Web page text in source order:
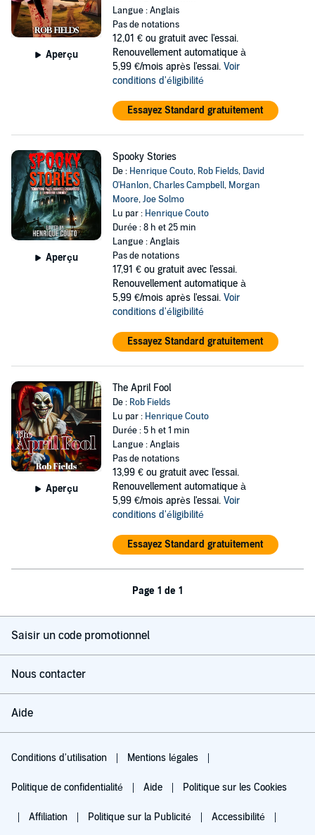
Aperçu
Langue : Anglais
Pas de notations
12,01 € ou gratuit avec l'essai.
Renouvellement automatique à
5,99 €/mois après l'essai. Voir
conditions d'éligibilité
Essayez Standard gratuitement
Aperçu
Spooky Stories
De : Henrique Couto, Rob Fields, David
O'Hanlon,Charles Campbell, Morgan
Moore,Joe Solmo
Lu par : Henrique Couto
Durée : 8 h et 25 min
Langue : Anglais
Pas de notations
17,91 € ou gratuit avec l'essai.
Renouvellement automatique à
5,99 €/mois après l'essai. Voir
conditions d'éligibilité
Essayez Standard gratuitement
Aperçu
The April Fool
De : Rob Fields
Lu par : Henrique Couto
Durée : 5 h et 1 min
Langue : Anglais
Pas de notations
13,99 € ou gratuit avec l'essai.
Renouvellement automatique à
5,99 €/mois après l'essai. Voir
conditions d'éligibilité
Essayez Standard gratuitement
Page 1 de 1
Saisir un code promotionnel
Nous contacter
Aide
Conditions d'utilisation Mentions légales
Politique de confidentialité Aide Politique sur les Cookies
Affiliation Politique sur la Publicité Accessibilité